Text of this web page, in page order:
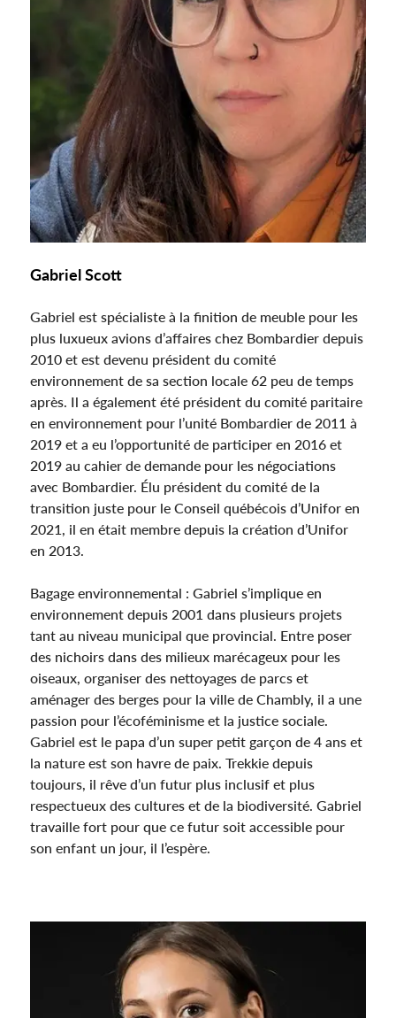
Gabriel Scott
Gabriel est spécialiste à la finition de meuble pour les
plus luxueux avions d’affaires chez Bombardier depuis
2010 et est devenu président du comité
environnement de sa section locale 62 peu de temps
après. Il a également été président du comité paritaire
en environnement pour l’unité Bombardier de 2011 à
2019 et a eu l’opportunité de participer en 2016 et
2019 au cahier de demande pour les négociations
avec Bombardier. Élu président du comité de la
transition juste pour le Conseil québécois d’Unifor en
2021, il en était membre depuis la création d’Unifor
en 2013.
Bagage environnemental : Gabriel s’implique en
environnement depuis 2001 dans plusieurs projets
tant au niveau municipal que provincial. Entre poser
des nichoirs dans des milieux marécageux pour les
oiseaux, organiser des nettoyages de parcs et
aménager des berges pour la ville de Chambly, il a une
passion pour l’écoféminisme et la justice sociale.
Gabriel est le papa d’un super petit garçon de 4 ans et
la nature est son havre de paix. Trekkie depuis
toujours, il rêve d’un futur plus inclusif et plus
respectueux des cultures et de la biodiversité. Gabriel
travaille fort pour que ce futur soit accessible pour
son enfant un jour, il l’espère.